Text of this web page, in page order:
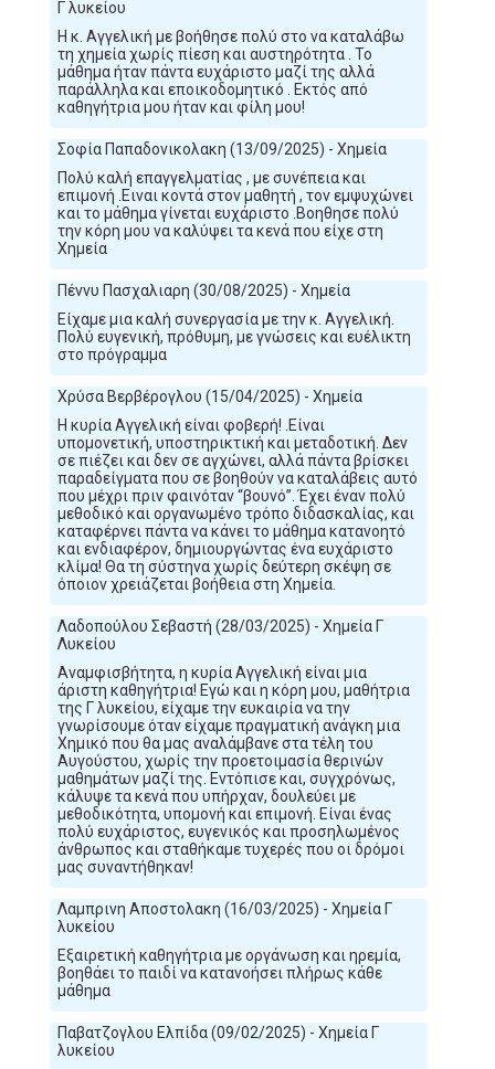
Γ λυκείου
Η κ. Αγγελική με βοήθησε πολύ στο να καταλάβω
τη χημεία χωρίς πίεση και αυστηρότητα . Το
μάθημα ήταν πάντα ευχάριστο μαζί της αλλά
παράλληλα και εποικοδομητικό . Εκτός από
καθηγήτρια μου ήταν και φίλη μου!
Σοφία Παπαδονικολακη (13/09/2025) - Χημεία
Πολύ καλή επαγγελματίας , με συνέπεια και
επιμονή .Ειναι κοντά στον μαθητή , τον εμψυχώνει
και το μάθημα γίνεται ευχάριστο .Βοηθησε πολύ
την κόρη μου να καλύψει τα κενά που είχε στη
Χημεία
Πέννυ Πασχαλιαρη (30/08/2025) - Χημεία
Είχαμε μια καλή συνεργασία με την κ. Αγγελική.
Πολύ ευγενική, πρόθυμη, με γνώσεις και ευέλικτη
στο πρόγραμμα
Χρύσα Βερβέρογλου (15/04/2025) - Χημεία
Η κυρία Αγγελική είναι φοβερή! .Είναι
υπομονετική, υποστηρικτική και μεταδοτική. Δεν
σε πιέζει και δεν σε αγχώνει, αλλά πάντα βρίσκει
παραδείγματα που σε βοηθούν να καταλάβεις αυτό
που μέχρι πριν φαινόταν “βουνό”. Έχει έναν πολύ
μεθοδικό και οργανωμένο τρόπο διδασκαλίας, και
καταφέρνει πάντα να κάνει το μάθημα κατανοητό
και ενδιαφέρον, δημιουργώντας ένα ευχάριστο
κλίμα! Θα τη σύστηνα χωρίς δεύτερη σκέψη σε
όποιον χρειάζεται βοήθεια στη Χημεία.
Λαδοπούλου Σεβαστή (28/03/2025) - Χημεία Γ
Λυκείου
Αναμφισβήτητα, η κυρία Αγγελική είναι μια
άριστη καθηγήτρια! Εγώ και η κόρη μου, μαθήτρια
της Γ λυκείου, είχαμε την ευκαιρία να την
γνωρίσουμε όταν είχαμε πραγματική ανάγκη μια
Χημικό που θα μας αναλάμβανε στα τέλη του
Αυγούστου, χωρίς την προετοιμασία θερινών
μαθημάτων μαζί της. Εντόπισε και, συγχρόνως,
κάλυψε τα κενά που υπήρχαν, δουλεύει με
μεθοδικότητα, υπομονή και επιμονή. Είναι ένας
πολύ ευχάριστος, ευγενικός και προσηλωμένος
άνθρωπος και σταθήκαμε τυχερές που οι δρόμοι
μας συναντήθηκαν!
Λαμπρινη Αποστολακη (16/03/2025) - Χημεία Γ
λυκείου
Εξαιρετική καθηγήτρια με οργάνωση και ηρεμία,
βοηθάει το παιδί να κατανοήσει πλήρως κάθε
μάθημα
Παβατζογλου Ελπίδα (09/02/2025) - Χημεία Γ
λυκείου